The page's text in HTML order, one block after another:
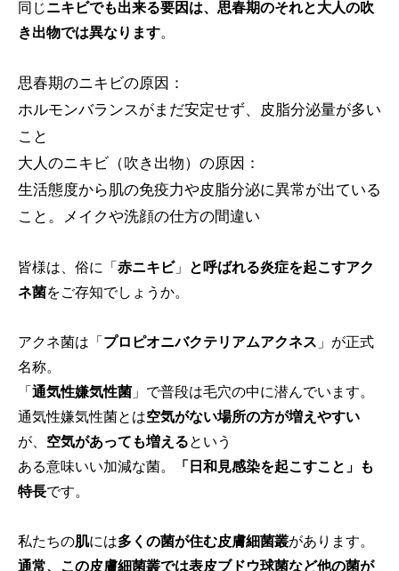
同じニキビでも出来る要因は、思春期のそれと大人の吹
き出物では異なります。
思春期のニキビの原因：
ホルモンバランスがまだ安定せず、皮脂分泌量が多い
こと
大人のニキビ（吹き出物）の原因：
生活態度から肌の免疫力や皮脂分泌に異常が出ている
こと。メイクや洗顔の仕方の間違い
皆様は、俗に「赤ニキビ」 と呼ばれる炎症を起こすアク
ネ菌をご存知でしょうか。
アクネ菌は「プロピオニバクテリアムアクネス 」が正式
名称。
「通気性嫌気性菌 」で普段は毛穴の中に潜んでいます。
通気性嫌気性菌とは空気がない場所の方が増えやすい
が、 空気があっても増えるという
ある意味いい加減な菌。
「日和見感染を起こすこと」も
特長です。
私たちの肌には多くの菌が住む皮膚細菌叢があります。
通常、この皮膚細菌叢では表皮ブドウ球菌など他の菌が